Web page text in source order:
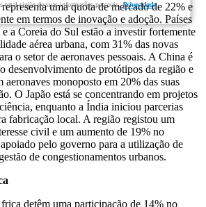
total sigilo de suas informações pessoais.Privacidade
uma quota de mercado de 22% e
em termos de inovação e adoção. Países
a Coreia do Sul estão a investir fortemente
aérea urbana, com 31% das novas
o setor de aeronaves pessoais. A China é
desenvolvimento de protótipos da região e
aeronaves monoposto em 20% das suas
O Japão está se concentrando em projetos
enquanto a Índia iniciou parcerias
fabricação local. A região registou um
civil e um aumento de 19% no
pelo governo para a utilização de
de congestionamentos urbanos.
detêm uma participação de 14% no